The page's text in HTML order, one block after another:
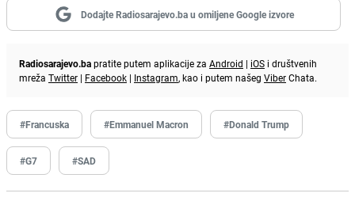
Dodajte Radiosarajevo.ba u omiljene Google izvore
Radiosarajevo.bapratite putem aplikacije za Android | iOS i društvenih
mreža Twitter | Facebook | Instagram, kao i putem našeg ViberChata.
#Francuska #Emmanuel Macron #Donald Trump
#G7 #SAD